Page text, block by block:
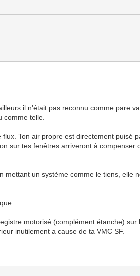
il n'était pas reconnu comme pare
comme telle.
Ton air propre est directement puisé
sur tes fenêtres arriveront à compenser
mettant un système comme le tiens, elle
motorisé (complément étanche) sur
inutilement a cause de ta VMC SF.